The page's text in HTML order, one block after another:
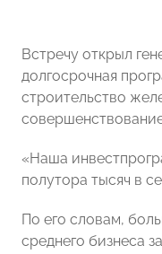
Встречу открыл
долгосрочная
строительство
«Наша
полутора тысяч в
По его словам,
среднего бизнеса